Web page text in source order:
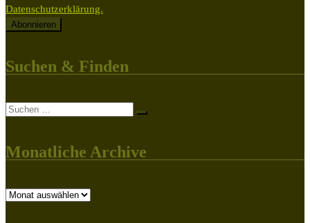
Datenschutzerklärung.
Suchen & Finden
Suche
Suchen …
Monatliche Archive
Monatliche